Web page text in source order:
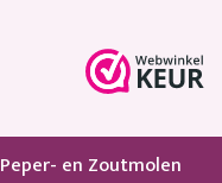
Peper- en Zoutmolen